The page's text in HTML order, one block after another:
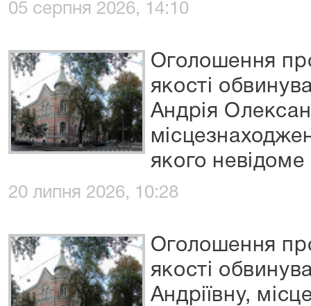
05 серпня 2026, 14:10
Оголошення
якості
Андрія
якого невідоме
20 липня 2026, 10:28
Оголошення
якості
Андріївну,